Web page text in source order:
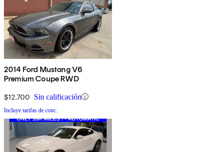
2014 Ford Mustang V6
Premium Coupe RWD
$12,700 Sin calificación
Incluye tarifas de conc.